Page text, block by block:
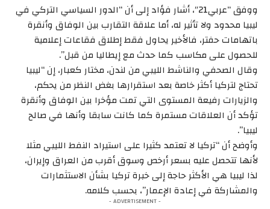
ووفق “عربي21″، أشار فؤاد إلى أن “الدور السياسي التركي في
ليبيا محدود ولا تأثير له، أما علاقة التقارب بين الوفاق وأنقرة
باتهامات حفتر، فالأخير يحاول فقط إطلاق فقاعات إعلامية
للحصول على مكاسب كما حدث مع إيطاليا من قبل”.
وقال الصحفي والناشط الليبي من لندن، مختار كعبار، إن “ليبيا
تحتاج لتركيا أكثر خاصة بعد استقرارها بغض النظر من يحكم،
والزيارات رفيعة المستوى التي تمت مؤخرا بين الوفاق وأنقرة
تؤكد أن العلاقات مستمرة كما كانت سابقا وأنها في صالح
ليبيا”.
وأوضح أن “تركيا لا تعتمد كثيرا على استيراد النفط الليبي مثلا
لأنها تتحصل عليه بسعر أرخص وسوق أقرب من العراق وإيران،
لذا ليبيا هي الأكثر حاجة إلى خبرة تركيا بشأن الاستثمارات
والمشاركة في إعادة الإعمار”، بحسب كلامه.
- ADVERTISEMENT -